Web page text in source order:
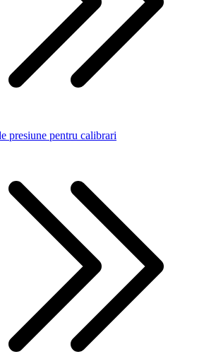
presiune pentru calibrari